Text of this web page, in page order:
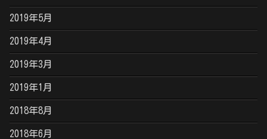
2019年5月
2019年4月
2019年3月
2019年1月
2018年8月
2018年6月